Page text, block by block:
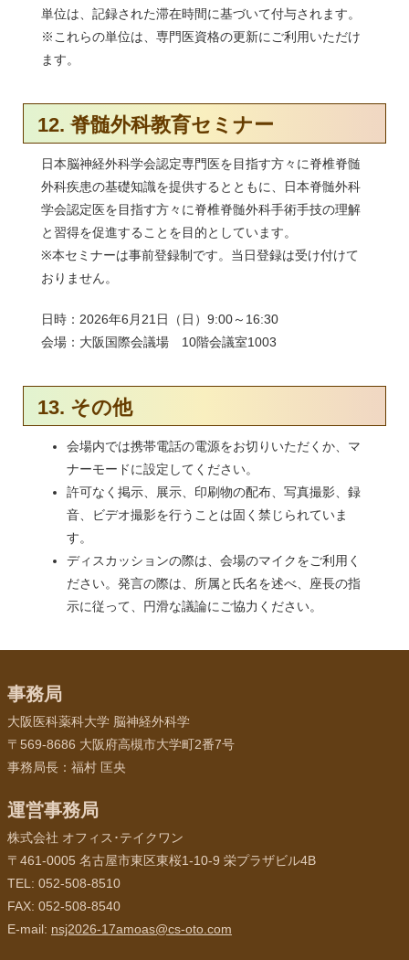
単位は、記録された滞在時間に基づいて付与されます。
※これらの単位は、専門医資格の更新にご利用いただけ
ます。
12. 脊髄外科教育セミナー
日本脳神経外科学会認定専門医を目指す方々に脊椎脊髄
外科疾患の基礎知識を提供するとともに、日本脊髄外科
学会認定医を目指す方々に脊椎脊髄外科手術手技の理解
と習得を促進することを目的としています。
※本セミナーは事前登録制です。当日登録は受け付けて
おりません。
日時：2026年6月21日（日）9:00～16:30
会場：大阪国際会議場 10階会議室1003
13. その他
会場内では携帯電話の電源をお切りいただくか、マ
ナーモードに設定してください。
許可なく掲示、展示、印刷物の配布、写真撮影、録
音、ビデオ撮影を行うことは固く禁じられていま
す。
ディスカッションの際は、会場のマイクをご利用く
ださい。発言の際は、所属と氏名を述べ、座長の指
示に従って、円滑な議論にご協力ください。
事務局
大阪医科薬科大学 脳神経外科学
〒569-8686 大阪府高槻市大学町2番7号
事務局長：福村 匡央
運営事務局
株式会社 オフィス･テイクワン
〒461-0005 名古屋市東区東桜1-10-9 栄プラザビル4B
TEL: 052-508-8510
FAX: 052-508-8540
E-mail: nsj2026-17amoas@cs-oto.com